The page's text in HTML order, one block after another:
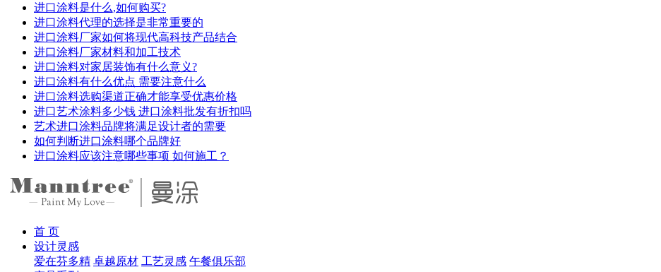
进口涂料是什么,如何购买?
进口涂料代理的选择是非常重要的
进口涂料厂家如何将现代高科技产品结合
进口涂料厂家材料和加工技术
进口涂料对家居装饰有什么意义?
进口涂料有什么优点 需要注意什么
进口涂料选购渠道正确才能享受优惠价格
进口艺术涂料多少钱 进口涂料批发有折扣吗
艺术进口涂料品牌将满足设计者的需要
如何判断进口涂料哪个品牌好
进口涂料应该注意哪些事项 如何施工？
首 页
设计灵感
爱在芬多精 卓越原材 工艺灵感 午餐俱乐部